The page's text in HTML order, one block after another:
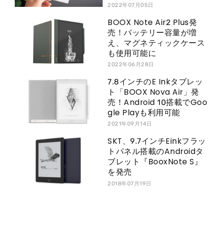
2022年07月05日
BOOX Note Air2 Plus発
売！バッテリー容量が増
え、マグネティックケース
も使用可能に
2022年06月28日
7.8インチのE Inkタブレッ
ト「BOOX Nova Air」発
売！Android 10搭載でGoo
gle Playも利用可能
2021年09月14日
SKT、9.7インチEinkフラッ
トパネル搭載のAndroidタ
ブレット『BooxNote S』
を発売
2018年07月19日